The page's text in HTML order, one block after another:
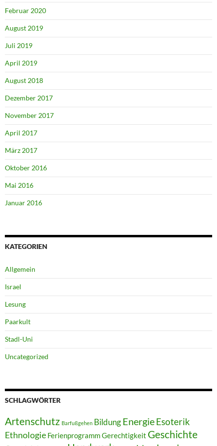
Februar 2020
August 2019
Juli 2019
April 2019
August 2018
Dezember 2017
November 2017
April 2017
März 2017
Oktober 2016
Mai 2016
Januar 2016
KATEGORIEN
Allgemein
Israel
Lesung
Paarkult
Stadl-Uni
Uncategorized
SCHLAGWÖRTER
Artenschutz Barfußgehen BildungEnergieEsoterik
Ethnologie FerienprogrammGerechtigkeit Geschichte